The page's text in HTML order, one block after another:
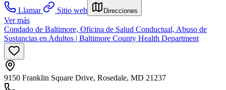
Llamar
Sitio web Direcciones
Ver más
Condado de Baltimore, Oficina de Salud Conductual, Abuso de
Sustancias en Adultos | Baltimore County Health Department
9150 Franklin Square Drive, Rosedale, MD 21237